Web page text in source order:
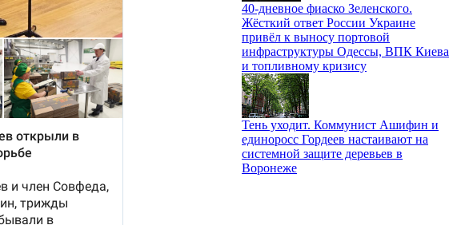
40-дневное фиаско Зеленского.
Жёсткий ответ России Украине
привёл к выносу портовой
инфраструктуры Одессы, ВПК Киева
и топливному кризису
Тень уходит. Коммунист Ашифин и
единоросс Гордеев настаивают на
системной защите деревьев в
Воронеже